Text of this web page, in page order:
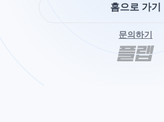
홈으로 가기
문의하기